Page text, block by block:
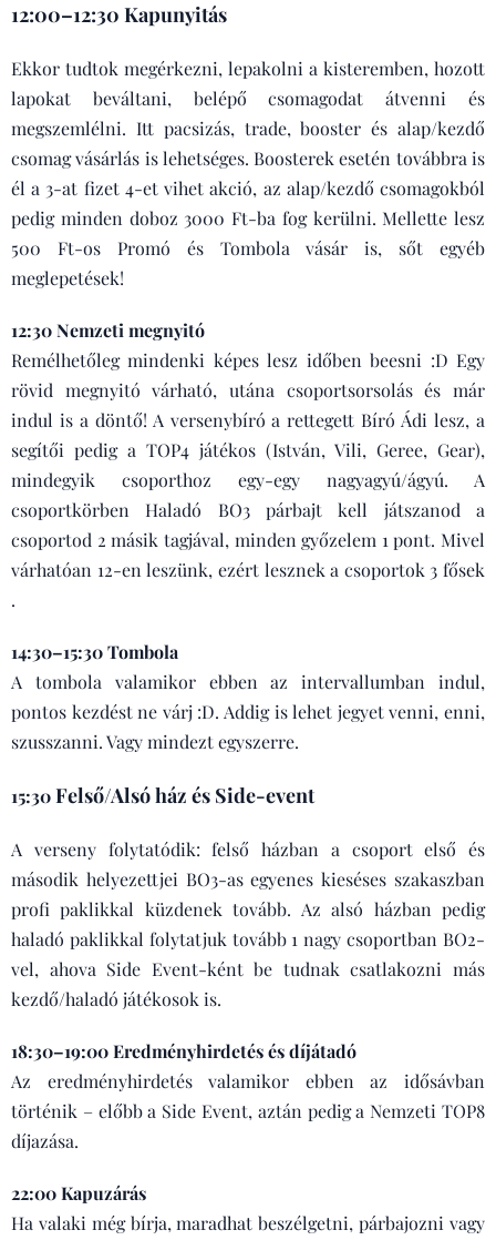
12:00–12:30 Kapunyitás
Ekkor tudtok megérkezni, lepakolni a kisteremben, hozott
lapokat beváltani, belépő csomagodat átvenni és
megszemlélni. Itt pacsizás, trade, booster és alap/kezdő
csomag vásárlás is lehetséges. Boosterek esetén továbbra is
él a 3-at fizet 4-et vihet akció, az alap/kezdő csomagokból
pedig minden doboz 3000 Ft-ba fog kerülni. Mellette lesz
500 Ft-os Promó és Tombola vásár is, sőt egyéb
meglepetések!
12:30 Nemzeti megnyitó
Remélhetőleg mindenki képes lesz időben beesni :D Egy
rövid megnyitó várható, utána csoportsorsolás és már
indul is a döntő! A versenybíró a rettegett Bíró Ádi lesz, a
segítői pedig a TOP4 játékos (István, Vili, Geree, Gear),
mindegyik csoporthoz egy-egy nagyagyú/ágyú. A
csoportkörben Haladó BO3 párbajt kell játszanod a
csoportod 2 másik tagjával, minden győzelem 1 pont. Mivel
várhatóan 12-en leszünk, ezért lesznek a csoportok 3 fősek
.
14:30–15:30Tombola
A tombola valamikor ebben az intervallumban indul,
pontos kezdést ne várj :D. Addig is lehet jegyet venni, enni,
szusszanni. Vagy mindezt egyszerre.
15:30Felső/Alsó ház és Side-event
A verseny folytatódik: felső házban a csoport első és
második helyezettjei BO3-as egyenes kieséses szakaszban
profi paklikkal küzdenek tovább. Az alsó házban pedig
haladó paklikkal folytatjuk tovább 1 nagy csoportban BO2-
vel, ahova Side Event-ként be tudnak csatlakozni más
kezdő/haladó játékosok is.
18:30–19:00 Eredményhirdetés és díjátadó
Az eredményhirdetés valamikor ebben az idősávban
történik – előbb a Side Event, aztán pedig a Nemzeti TOP8
díjazása.
22:00 Kapuzárás
Ha valaki még bírja, maradhat beszélgetni, párbajozni vagy